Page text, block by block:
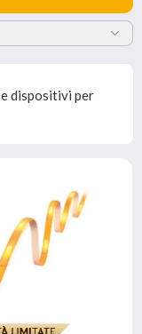
dispositivi per